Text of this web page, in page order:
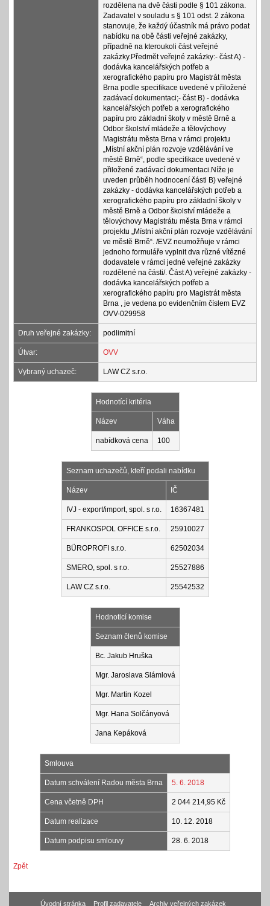
rozdělena na dvě části podle § 101 zákona.
Zadavatel v souladu s § 101 odst. 2 zákona
stanovuje, že každý účastník má právo podat
nabídku na obě části veřejné zakázky,
případně na kteroukoli část veřejné
zakázky.Předmět veřejné zakázky:- část A) -
dodávka kancelářských potřeb a
xerografického papíru pro Magistrát města
Brna podle specifikace uvedené v přiložené
zadávací dokumentaci;- část B) - dodávka
kancelářských potřeb a xerografického
papíru pro základní školy v městě Brně a
Odbor školství mládeže a tělovýchovy
Magistrátu města Brna v rámci projektu
„Místní akční plán rozvoje vzdělávání ve
městě Brně“, podle specifikace uvedené v
přiložené zadávací dokumentaci.Níže je
uveden průběh hodnocení části B) veřejné
zakázky - dodávka kancelářských potřeb a
xerografického papíru pro základní školy v
městě Brně a Odbor školství mládeže a
tělovýchovy Magistrátu města Brna v rámci
projektu „Místní akční plán rozvoje vzdělávání
ve městě Brně“. /EVZ neumožňuje v rámci
jednoho formuláře vyplnit dva různé vítězné
dodavatele v rámci jedné veřejné zakázky
rozdělené na části/. Část A) veřejné zakázky -
dodávka kancelářských potřeb a
xerografického papíru pro Magistrát města
Brna , je vedena po evidenčním číslem EVZ
OVV-029958
Druh veřejné zakázky: podlimitní
Útvar: OVV
Vybraný uchazeč: LAW CZ s.r.o.
Hodnotící kritéria
Název Váha
nabídková cena 100
Seznam uchazečů, kteří podali nabídku
Název IČ
IVJ - export/import, spol. s r.o. 16367481
FRANKOSPOL OFFICE s.r.o. 25910027
BÜROPROFI s.r.o. 62502034
SMERO, spol. s r.o. 25527886
LAW CZ s.r.o. 25542532
Hodnoticí komise
Seznam členů komise
Bc. Jakub Hruška
Mgr. Jaroslava Slámlová
Mgr. Martin Kozel
Mgr. Hana Solčányová
Jana Kepáková
Smlouva
Datum schválení Radou města Brna 5. 6. 2018
Cena včetně DPH 2 044 214,95 Kč
Datum realizace 10. 12. 2018
Datum podpisu smlouvy 28. 6. 2018
Zpět
Úvodní stránka Profil zadavatele Archiv veřejných zakázek